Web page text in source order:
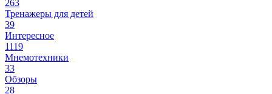
263
Тренажеры для детей
39
Интересное
1119
Мнемотехники
33
Обзоры
28